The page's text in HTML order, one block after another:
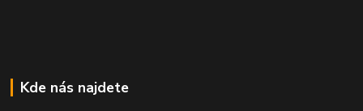
Kde nás najdete